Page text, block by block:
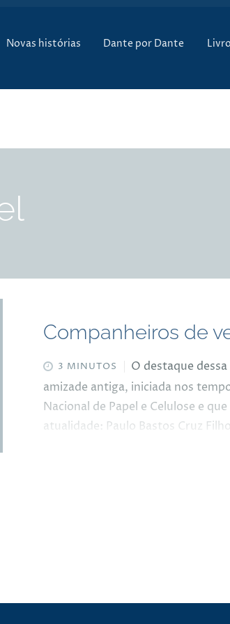
Pular para o conteúdo
Novas histórias Dante por Dante Livro
Companheiros de
3 MINUTOS
O destaque
amizade antiga, iniciada nos
Nacional de Papel e Celulose e
atualidade: Paulo Bastos Cruz